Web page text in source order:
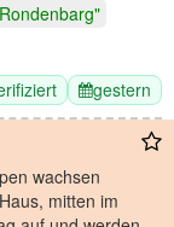
gestern
wachsen
mitten im